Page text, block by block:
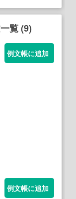
覧 (9)
例文帳に追加
例文帳に追加